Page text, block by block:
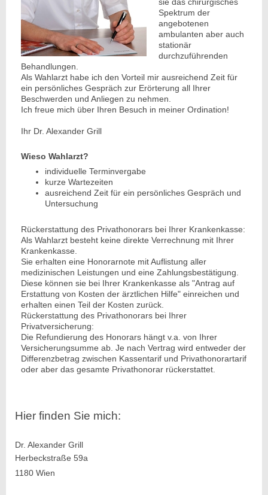
Spektrum der
angebotenen
ambulanten aber auch
stationär
durchzuführenden
Behandlungen.
Als Wahlarzt habe ich den Vorteil mir ausreichend Zeit für
ein persönliches Gespräch zur Erörterung all Ihrer
Beschwerden und Anliegen zu nehmen.
Ich freue mich über Ihren Besuch in meiner Ordination!
Ihr Dr. Alexander Grill
Wieso Wahlarzt?
individuelle Terminvergabe
kurze Wartezeiten
ausreichend Zeit für ein persönliches Gespräch und
Untersuchung
Rückerstattung des Privathonorars bei Ihrer Krankenkasse:
Als Wahlarzt besteht keine direkte Verrechnung mit Ihrer
Krankenkasse.
Sie erhalten eine Honorarnote mit Auflistung aller
medizinischen Leistungen und eine Zahlungsbestätigung.
Diese können sie bei Ihrer Krankenkasse als "Antrag auf
Erstattung von Kosten der ärztlichen Hilfe" einreichen und
erhalten einen Teil der Kosten zurück.
Rückerstattung des Privathonorars bei Ihrer
Privatversicherung:
Die Refundierung des Honorars hängt v.a. von Ihrer
Versicherungsumme ab. Je nach Vertrag wird entweder der
Differenzbetrag zwischen Kassentarif und Privathonorartarif
oder aber das gesamte Privathonorar rückerstattet.
Hier finden Sie mich:
Dr. Alexander Grill
Herbeckstraße 59a
1180 Wien